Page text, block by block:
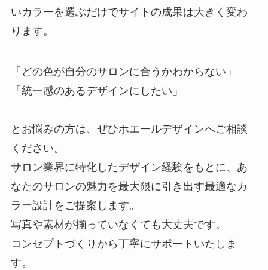
いカラーを選ぶだけでサイトの成果は大きく変わ
ります。
「どの色が自分のサロンに合うかわからない」
「統一感のあるデザインにしたい」
とお悩みの方は、ぜひホエールデザインへご相談
ください。
サロン業界に特化したデザイン経験をもとに、あ
なたのサロンの魅力を最大限に引き出す最適なカ
ラー設計をご提案します。
写真や素材が揃っていなくても大丈夫です。
コンセプトづくりから丁寧にサポートいたしま
す。